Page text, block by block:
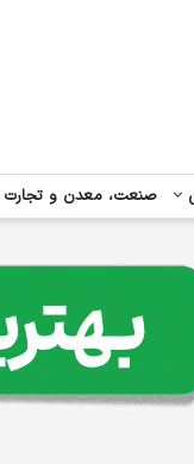
صنعت، معدن و تجارت